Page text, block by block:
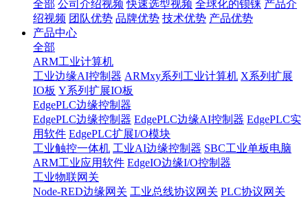
全部 公司介绍视频 快速选型视频 全球化的钡铼 产品介
绍视频 团队优势 品牌优势 技术优势 产品优势
产品中心
全部
ARM工业计算机
工业边缘AI控制器 ARMxy系列工业计算机 X系列扩展
IO板 Y系列扩展IO板
EdgePLC边缘控制器
EdgePLC边缘控制器 EdgePLC边缘AI控制器 EdgePLC实
用软件 EdgePLC扩展I/O模块
工业触控一体机 工业AI边缘控制器 SBC工业单板电脑
ARM工业应用软件 EdgeIO边缘I/O控制器
工业物联网关
Node-RED边缘网关 工业总线协议网关 PLC协议网关